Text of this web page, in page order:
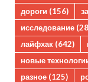
дороги (156)
исследование
лайфхак (642)
новые
разное (125)